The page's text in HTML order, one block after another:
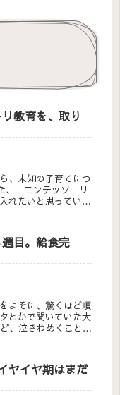
教育を、取り
、未知の子育てにつ
、「モンテッソーリ
れたいと思っていま
目。給食完
よそに、驚くほど順
とかで聞いていた大
、泣きわめくことも
ヤイヤ期はまだ